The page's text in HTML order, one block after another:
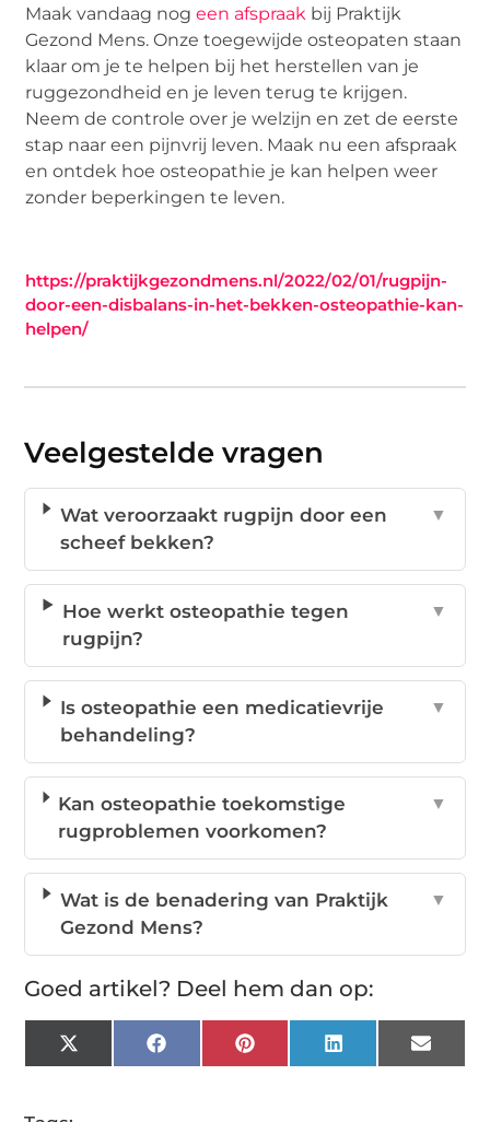
Maak vandaag nogeen afspraak bij Praktijk
Gezond Mens. Onze toegewijde osteopaten staan
klaar om je te helpen bij het herstellen van je
ruggezondheid en je leven terug te krijgen.
Neem de controle over je welzijn en zet de eerste
stap naar een pijnvrij leven. Maak nu een afspraak
en ontdek hoe osteopathie je kan helpen weer
zonder beperkingen te leven.
https://praktijkgezondmens.nl/2022/02/01/rugpijn-
door-een-disbalans-in-het-bekken-osteopathie-kan-
helpen/
Veelgestelde vragen
Wat veroorzaakt rugpijn door een
scheef bekken?
▼
Hoe werkt osteopathie tegen
rugpijn?
▼
Is osteopathie een medicatievrije
behandeling?
▼
Kan osteopathie toekomstige
rugproblemen voorkomen?
▼
Wat is de benadering van Praktijk
Gezond Mens?
▼
Goed artikel? Deel hem dan op:
X
(Twitter)
FacebookPinterest LinkedIn Email